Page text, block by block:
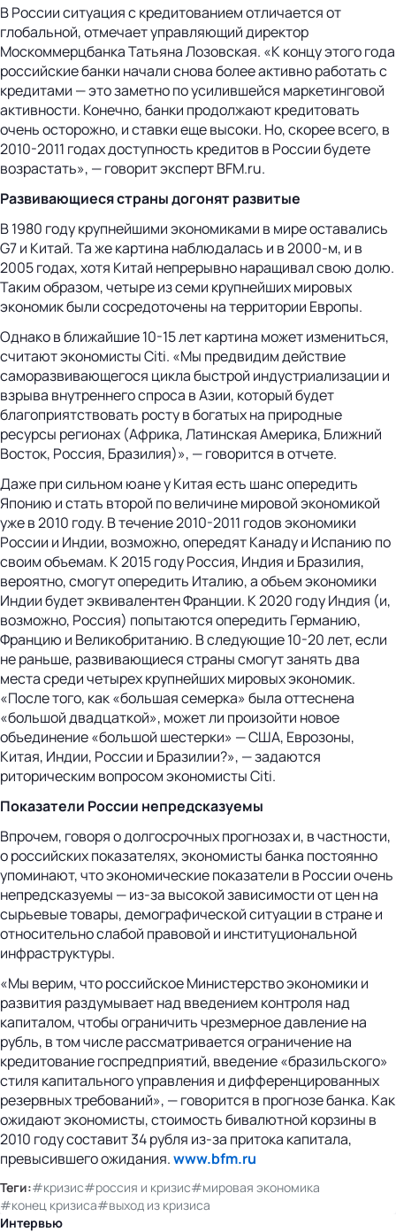
В России ситуация с кредитованием отличается от
глобальной, отмечает управляющий директор
Москоммерцбанка Татьяна Лозовская. «К концу этого года
российские банки начали снова более активно работать с
кредитами — это заметно по усилившейся маркетинговой
активности. Конечно, банки продолжают кредитовать
очень осторожно, и ставки еще высоки. Но, скорее всего, в
2010-2011 годах доступность кредитов в России будете
возрастать», — говорит эксперт BFM.ru.
Развивающиеся страны догонят развитые
В 1980 году крупнейшими экономиками в мире оставались
G7 и Китай. Та же картина наблюдалась и в 2000-м, и в
2005 годах, хотя Китай непрерывно наращивал свою долю.
Таким образом, четыре из семи крупнейших мировых
экономик были сосредоточены на территории Европы.
Однако в ближайшие 10-15 лет картина может измениться,
считают экономисты Citi. «Мы предвидим действие
саморазвивающегося цикла быстрой индустриализации и
взрыва внутреннего спроса в Азии, который будет
благоприятствовать росту в богатых на природные
ресурсы регионах (Африка, Латинская Америка, Ближний
Восток, Россия, Бразилия)», — говорится в отчете.
Даже при сильном юане у Китая есть шанс опередить
Японию и стать второй по величине мировой экономикой
уже в 2010 году. В течение 2010-2011 годов экономики
России и Индии, возможно, опередят Канаду и Испанию по
своим объемам. К 2015 году Россия, Индия и Бразилия,
вероятно, смогут опередить Италию, а объем экономики
Индии будет эквивалентен Франции. К 2020 году Индия (и,
возможно, Россия) попытаются опередить Германию,
Францию и Великобританию. В следующие 10-20 лет, если
не раньше, развивающиеся страны смогут занять два
места среди четырех крупнейших мировых экономик.
«После того, как «большая семерка» была оттеснена
«большой двадцаткой», может ли произойти новое
объединение «большой шестерки» — США, Еврозоны,
Китая, Индии, России и Бразилии?», — задаются
риторическим вопросом экономисты Citi.
Показатели России непредсказуемы
Впрочем, говоря о долгосрочных прогнозах и, в частности,
о российских показателях, экономисты банка постоянно
упоминают, что экономические показатели в России очень
непредсказуемы — из-за высокой зависимости от цен на
сырьевые товары, демографической ситуации в стране и
относительно слабой правовой и институциональной
инфраструктуры.
«Мы верим, что российское Министерство экономики и
развития раздумывает над введением контроля над
капиталом, чтобы ограничить чрезмерное давление на
рубль, в том числе рассматривается ограничение на
кредитование госпредприятий, введение «бразильского»
стиля капитального управления и дифференцированных
резервных требований», — говорится в прогнозе банка. Как
ожидают экономисты, стоимость бивалютной корзины в
2010 году составит 34 рубля из-за притока капитала,
превысившего ожидания.www.bfm.ru
Теги:#кризис#россия и кризис#мировая экономика
#конец кризиса#выход из кризиса
Интервью